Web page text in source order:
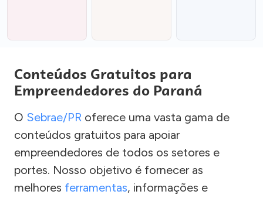
Conteúdos Gratuitos para
Empreendedores do Paraná
O Sebrae/PR oferece uma vasta gama de
conteúdos gratuitos para apoiar
empreendedores de todos os setores e
portes. Nosso objetivo é fornecer as
melhores ferramentas, informações e